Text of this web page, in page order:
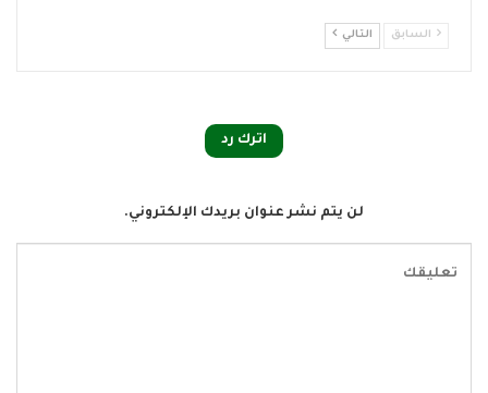
السابق التالي
اترك رد
لن يتم نشر عنوان بريدك الإلكتروني.